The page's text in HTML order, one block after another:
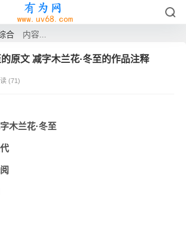
合 内容...
原文 减字木兰花·冬至的作品注释
(71)
木兰花·冬至